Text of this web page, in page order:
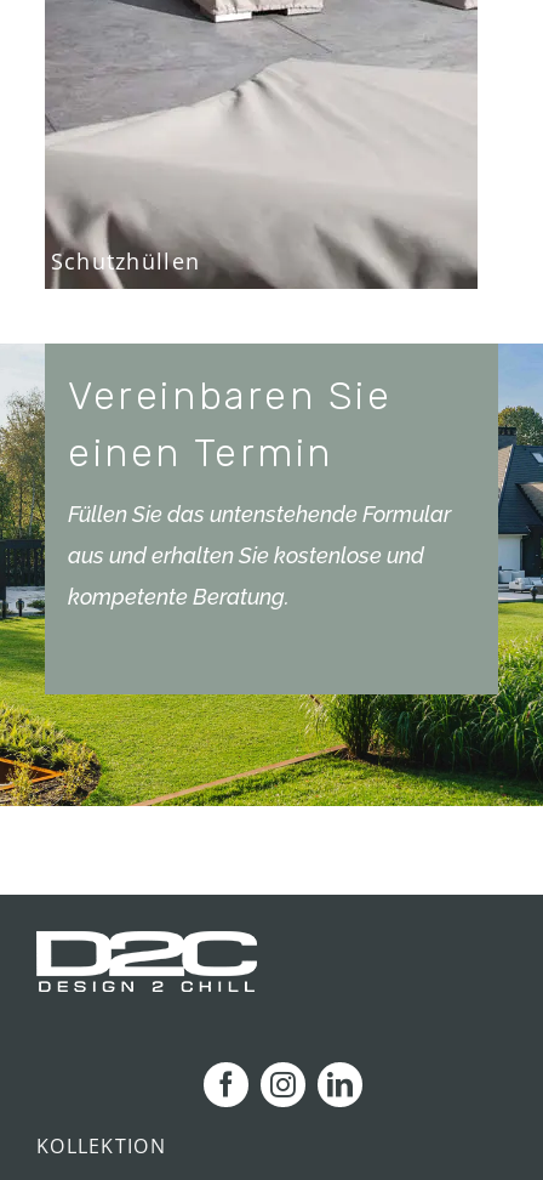
Schutzhüllen
Vereinbaren Sie
einen Termin
Füllen Sie das untenstehende Formular
aus und erhalten Sie kostenlose und
kompetente Beratung.
KOLLEKTION